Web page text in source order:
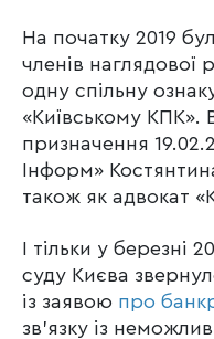
На початку 2019
членів наглядової
одну спільну
«Київському КПК».
призначення
Інформ»
також як адвокат
І тільки у березні
суду Києва
із заявою про
зв’язку із